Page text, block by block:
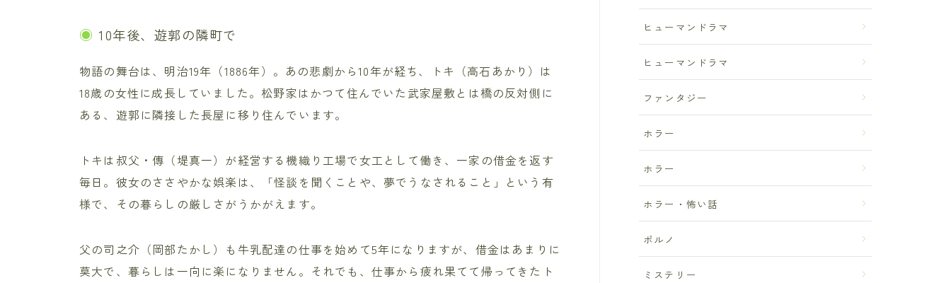
10年後、遊郭の隣町で
物語の舞台は、明治19年（1886年）。あの悲劇から10年が経ち、トキ（高石あかり）は
18歳の女性に成長していました。松野家はかつて住んでいた武家屋敷とは橋の反対側に
ある、遊郭に隣接した長屋に移り住んでいます。
トキは叔父・傳（堤真一）が経営する機織り工場で女工として働き、一家の借金を返す
毎日。彼女のささやかな娯楽は、「怪談を聞くことや、夢でうなされること」という有
様で、その暮らしの厳しさがうかがえます。
父の司之介（岡部たかし）も牛乳配達の仕事を始めて5年になりますが、借金はあまりに
莫大で、暮らしは一向に楽になりません。それでも、仕事から疲れ果てて帰ってきたト
ヒューマンドラマ
ヒューマンドラマ
ファンタジー
ホラー
ホラー
ホラー・怖い話
ポルノ
ミステリー